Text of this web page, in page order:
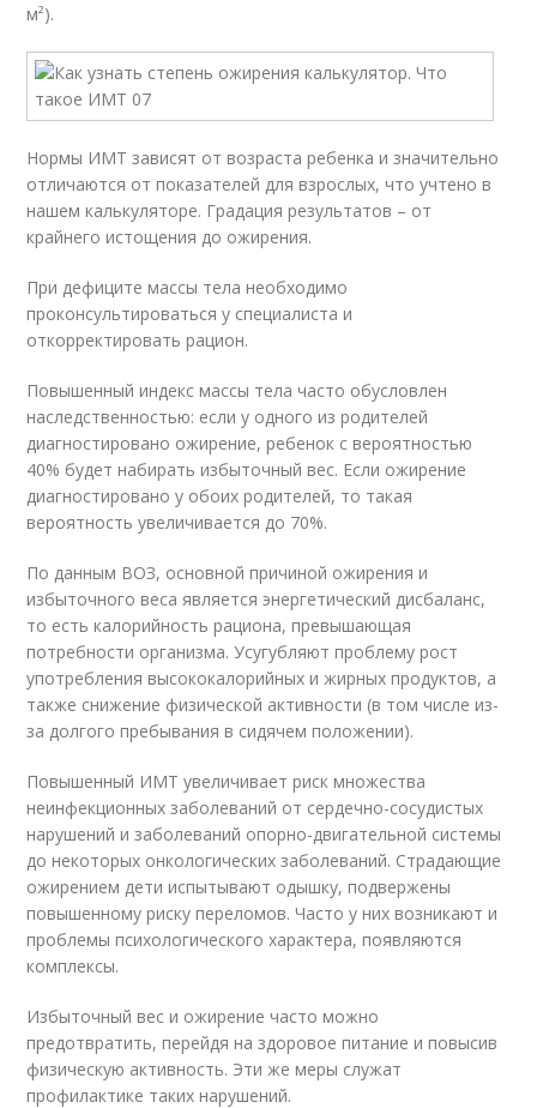
м²).
Нормы ИМТ зависят от возраста ребенка и значительно
отличаются от показателей для взрослых, что учтено в
нашем калькуляторе. Градация результатов – от
крайнего истощения до ожирения.
При дефиците массы тела необходимо
проконсультироваться у специалиста и
откорректировать рацион.
Повышенный индекс массы тела часто обусловлен
наследственностью: если у одного из родителей
диагностировано ожирение, ребенок с вероятностью
40% будет набирать избыточный вес. Если ожирение
диагностировано у обоих родителей, то такая
вероятность увеличивается до 70%.
По данным ВОЗ, основной причиной ожирения и
избыточного веса является энергетический дисбаланс,
то есть калорийность рациона, превышающая
потребности организма. Усугубляют проблему рост
употребления высококалорийных и жирных продуктов, а
также снижение физической активности (в том числе из-
за долгого пребывания в сидячем положении).
Повышенный ИМТ увеличивает риск множества
неинфекционных заболеваний от сердечно-сосудистых
нарушений и заболеваний опорно-двигательной системы
до некоторых онкологических заболеваний. Страдающие
ожирением дети испытывают одышку, подвержены
повышенному риску переломов. Часто у них возникают и
проблемы психологического характера, появляются
комплексы.
Избыточный вес и ожирение часто можно
предотвратить, перейдя на здоровое питание и повысив
физическую активность. Эти же меры служат
профилактике таких нарушений.